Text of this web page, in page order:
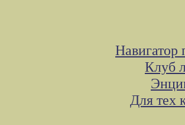
Клуб
Для тех